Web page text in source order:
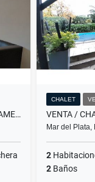
ALQUILER TEMPORARIO DEPARTAMENTO DE 3 AMBIENTES/MAR DEL PLATA
CHALET
Mar del Plata,
2
2 Baños